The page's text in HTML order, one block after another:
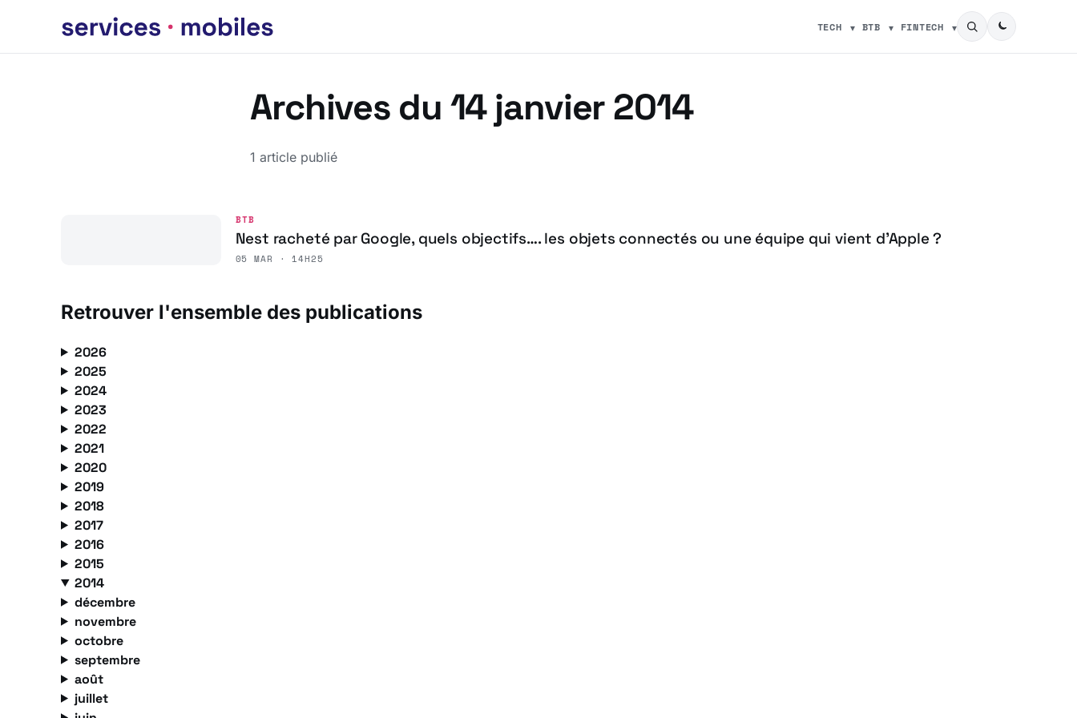
TECH BTB FINTECH
Archives du 14 janvier 2014
1 article publié
BTB
Nest racheté par Google, quels objectifs…. les objets connectés ou une équipe qui vient d’Apple ?
05 MAR · 14H25
Retrouver l'ensemble des publications
2026
2025
2024
2023
2022
2021
2020
2019
2018
2017
2016
2015
2014
décembre
novembre
octobre
septembre
août
juillet